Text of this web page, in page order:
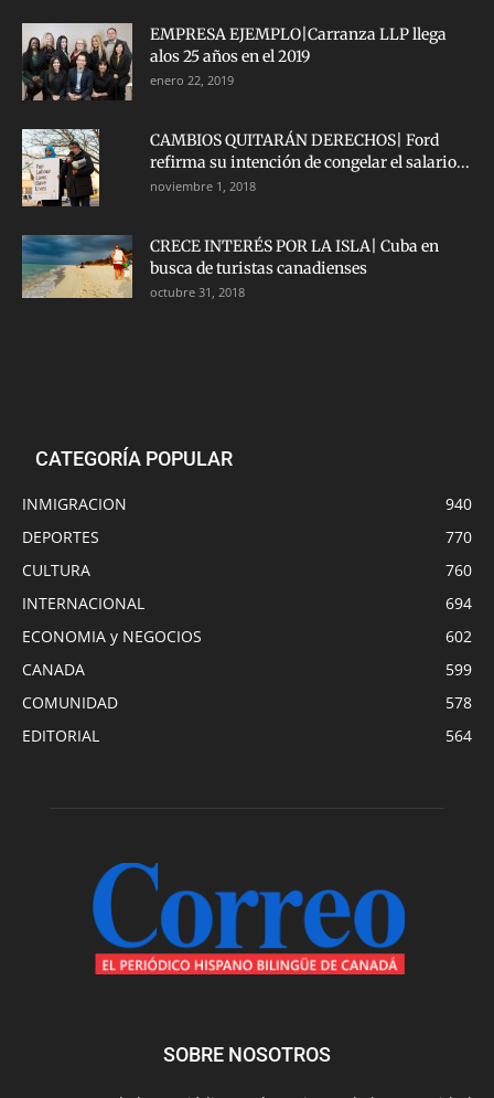
EMPRESA EJEMPLO|Carranza LLP llega
alos 25 años en el 2019
enero 22, 2019
CAMBIOS QUITARÁN DERECHOS| Ford
refirma su intención de congelar el salario...
noviembre 1, 2018
CRECE INTERÉS POR LA ISLA| Cuba en
busca de turistas canadienses
octubre 31, 2018
CATEGORÍA POPULAR
INMIGRACION
940
DEPORTES
770
CULTURA
760
INTERNACIONAL
694
ECONOMIA y NEGOCIOS
602
CANADA
599
COMUNIDAD
578
EDITORIAL
564
SOBRE NOSOTROS